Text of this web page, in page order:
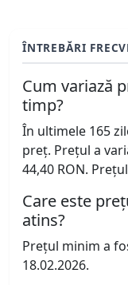
ÎNTREBĂRI
Cum variază
timp?
În ultimele 165
preț. Prețul a
44,40 RON.
Care este
atins?
Prețul minim a
18.02.2026.